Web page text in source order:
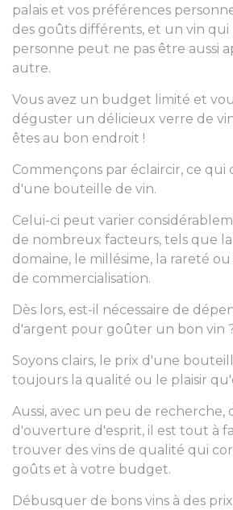
palais et vos préférences
des goûts différents, et un vin
personne peut ne pas être aussi
autre.
Vous avez un budget limité et
déguster un délicieux verre de
êtes au bon endroit !
Commençons par éclaircir, ce
d'une bouteille de vin.
Celui-ci peut varier
de nombreux facteurs, tels que
domaine, le millésime, la rareté
de commercialisation.
Dès lors, est-il nécessaire de
d'argent pour goûter un bon vin
Soyons clairs, le prix d'une
toujours la qualité ou le plaisir
Aussi, avec un peu de recherche,
d'ouverture d'esprit, il est tout à
trouver des vins de qualité qui
goûts et à votre budget.
Débusquer de bons vins à des